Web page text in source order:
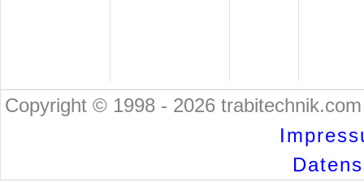
Copyright © 1998 - 2026